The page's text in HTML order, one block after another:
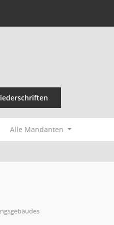
Alle Mandanten